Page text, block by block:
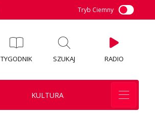
Tryb Ciemny
TYGODNIK SZUKAJ RADIO
KULTURA